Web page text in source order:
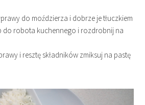
do moździerza i dobrze je tłuczkiem
do robota kuchennego i rozdrobnij na
i resztę składników zmiksuj na pastę